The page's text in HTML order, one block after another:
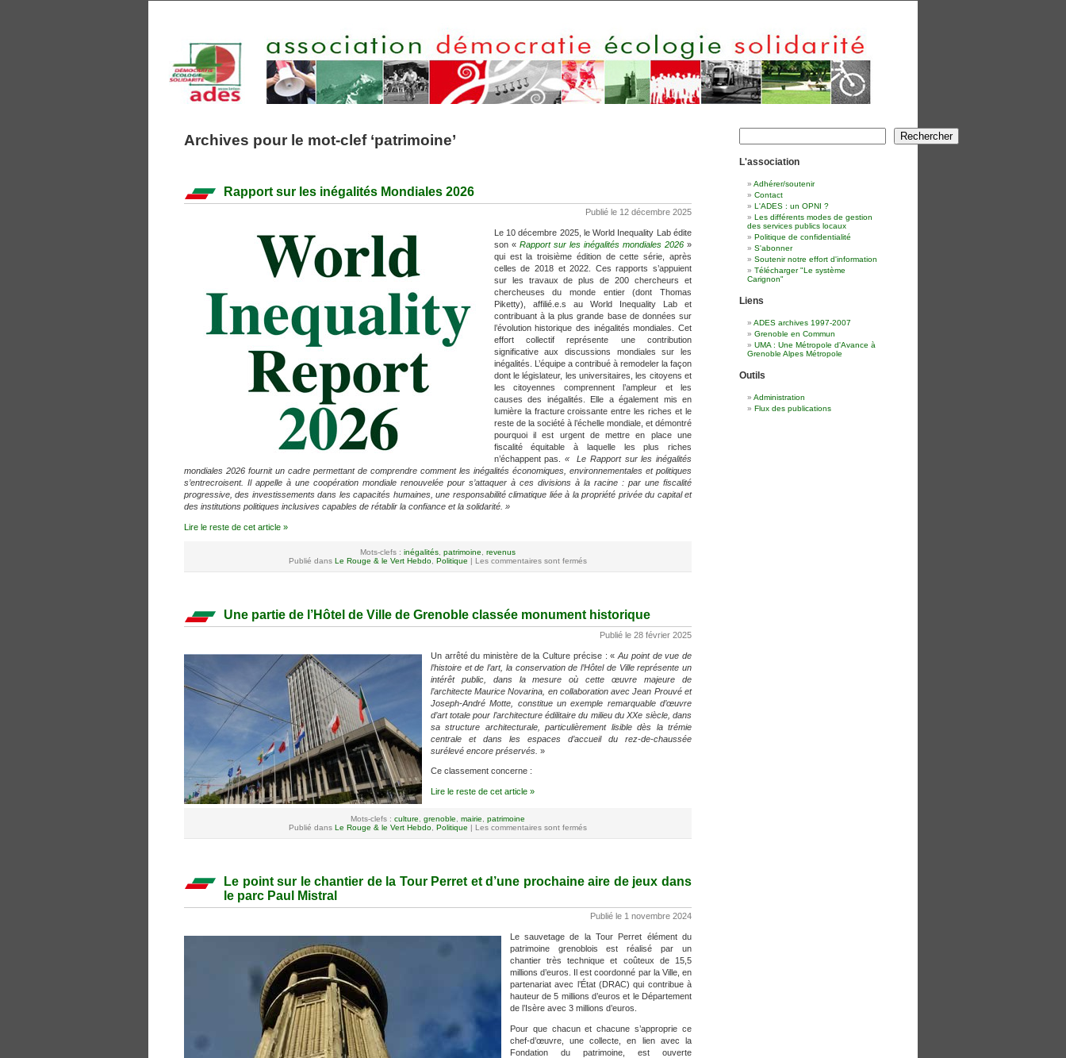
Archives pour le mot-clef ‘patrimoine’
Rapport sur les inégalités Mondiales 2026
Publié le 12 décembre 2025
Le 10 décembre 2025, le World Inequality Lab édite
son « Rapport sur les inégalités mondiales 2026 »
qui est la troisième édition de cette série, après
celles de 2018 et 2022. Ces rapports s’appuient
sur les travaux de plus de 200 chercheurs et
chercheuses du monde entier (dont Thomas
Piketty), affilié.e.s au World Inequality Lab et
contribuant à la plus grande base de données sur
l’évolution historique des inégalités mondiales. Cet
effort collectif représente une contribution
significative aux discussions mondiales sur les
inégalités. L’équipe a contribué à remodeler la façon
dont le législateur, les universitaires, les citoyens et
les citoyennes comprennent l’ampleur et les
causes des inégalités. Elle a également mis en
lumière la fracture croissante entre les riches et le
reste de la société à l’échelle mondiale, et démontré
pourquoi il est urgent de mettre en place une
fiscalité équitable à laquelle les plus riches
n’échappent pas.« Le Rapport sur les inégalités
mondiales 2026 fournit un cadre permettant de comprendre comment les inégalités économiques, environnementales et politiques
s’entrecroisent. Il appelle à une coopération mondiale renouvelée pour s’attaquer à ces divisions à la racine : par une fiscalité
progressive, des investissements dans les capacités humaines, une responsabilité climatique liée à la propriété privée du capital et
des institutions politiques inclusives capables de rétablir la confiance et la solidarité. »
Lire le reste de cet article »
Mots-clefs : inégalités patrimoine
revenus
Publié dans Le Rouge & le Vert Hebdo Politique | Les commentaires sont fermés
Une partie de l’Hôtel de Ville de Grenoble classée monument historique
Publié le 28 février 2025
Un arrêté du ministère de la Culture précise : «Au point de vue de
l’histoire et de l’art, la conservation de l’Hôtel de Ville représente un
intérêt public, dans la mesure où cette œuvre majeure de
l’architecte Maurice Novarina, en collaboration avec Jean Prouvé et
Joseph-André Motte, constitue un exemple remarquable d’œuvre
d’art totale pour l’architecture édilitaire du milieu du XXe siècle, dans
sa structure architecturale, particulièrement lisible dès la trémie
centrale et dans les espaces d’accueil du rez-de-chaussée
surélevé encore préservés. »
Ce classement concerne :
Lire le reste de cet article »
Mots-clefs : culture, grenoble, mairie, patrimoine
Publié dans Le Rouge & le Vert Hebdo, Politique Les commentaires sont fermés
Le point sur le chantier de la Tour Perret et d’une prochaine aire de jeux dans
le parc Paul Mistral
Publié le 1 novembre 2024
Le sauvetage de la Tour Perret élément du
patrimoine grenoblois est réalisé par un
chantier très technique et coûteux de 15,5
millions d’euros. Il est coordonné par la Ville, en
partenariat avec l’État (DRAC) qui contribue à
hauteur de 5 millions d’euros et le Département
de l’Isère avec 3 millions d’euros.
Pour que chacun et chacune s’approprie ce
chef-d’œuvre, une collecte, en lien avec la
Fondation du patrimoine, est ouverte
Rechercher Rechercher
L'association
Adhérer/soutenir
Contact
L'ADES : un OPNI ?
Les différents modes de gestion
des services publics locaux
Politique de confidentialité
S'abonner
Soutenir notre effort d'information
Télécharger "Le système
Carignon"
Liens
ADES archives 1997-2007
Grenoble en Commun
UMA : Une Métropole d'Avance à
Grenoble Alpes Métropole
Outils
Administration
Flux des publications